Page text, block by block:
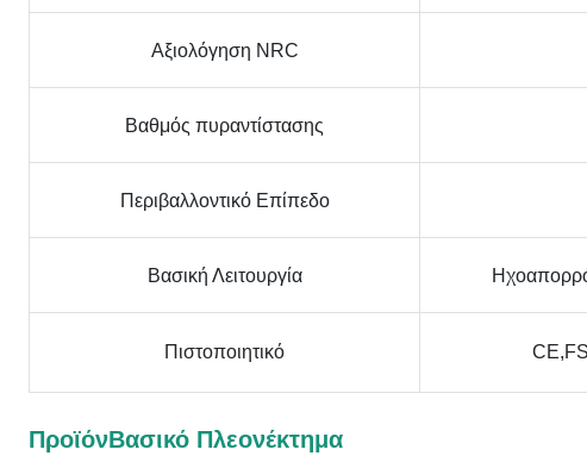
Αξιολόγηση NRC
Βαθμός πυραντίστασης
Περιβαλλοντικό Επίπεδο
Βασική Λειτουργία
Πιστοποιητικό
ΠροϊόνΒασικό Πλεονέκτημα